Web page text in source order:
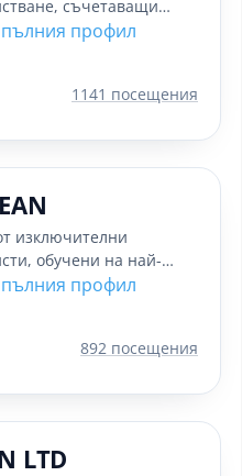
съчетаващи
и лично
пълния профил
1141 посещения
изключителни
обучени на най-
звездни круизни
пълния профил
892 посещения
LTD